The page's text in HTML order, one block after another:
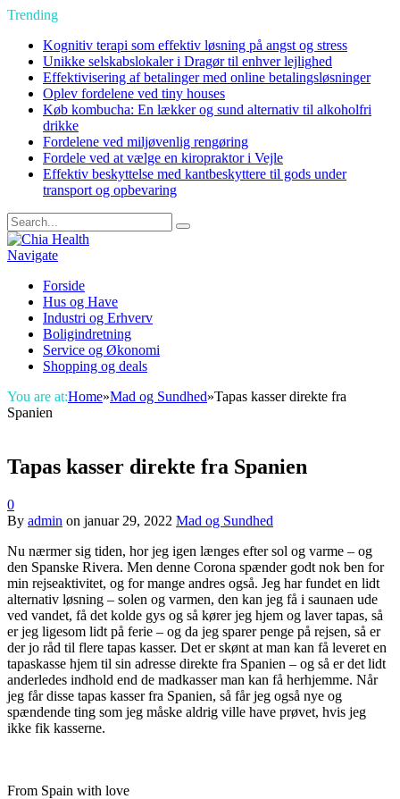
Trending
Kognitiv terapi som effektiv løsning på angst og stress
Unikke selskabslokaler i Dragør til enhver lejlighed
Effektivisering af betalinger med online betalingsløsninger
Oplev fordelene ved tiny houses
Køb kombucha: En lækker og sund alternativ til alkoholfri
drikke
Fordelene ved miljøvenlig rengøring
Fordele ved at vælge en kiropraktor i Vejle
Effektiv beskyttelse med kantbeskyttere til gods under
transport og opbevaring
Navigate
Forside
Hus og Have
Industri og Erhverv
Boligindretning
Service og Økonomi
Shopping og deals
You are at:Home»Mad og Sundhed»Tapas kasser direkte fra
Spanien
Tapas kasser direkte fra Spanien
0
By admin on januar 29, 2022 Mad og Sundhed
Nu nærmer sig tiden, hor jeg igen længes efter sol og varme – og
den Spanske Rivera. Men denne Corona spænder godt nok ben for
min rejseaktivitet, og for mange andres også. Jeg har fundet en lidt
alternativ løsning – solen og varmen, den kan jeg få i saunaen ude
ved vandet, få det kolde gys og så kører jeg hjem og laver tapas, så
er jeg ligesom lidt på ferie – og da jeg sparer penge på rejsen, så er
der jo råd til flere tapas kasser. Det er skønt at man kan få leveret en
tapaskasse hjem til sin adresse direkte fra Spanien – og så er det lidt
anderledes indhold end de madkasser man kan få herhjemme. Når
jeg får disse tapas kasser fra Spanien, så får jeg også nye og
spændende ting som jeg måske aldrig ville have prøvet, hvis jeg
ikke fik kasserne.
From Spain with love